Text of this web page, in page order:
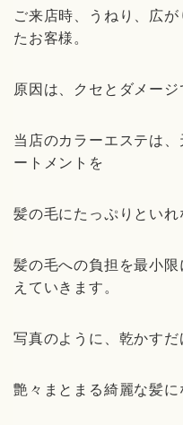
ご来店時、うねり、広
たお客様。
原因は、クセとダメージ
当店のカラーエステは
ートメントを
髪の毛にたっぷりとい
髪の毛への負担を最小
えていきます。
写真のように、乾かすだ
艶々まとまる綺麗な髪に